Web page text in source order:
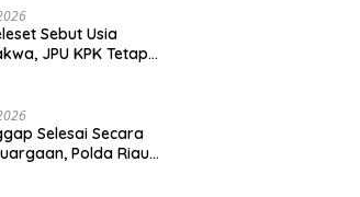
Sebut Usia
JPU KPK Tetap
Selesai Secara
Polda Riau